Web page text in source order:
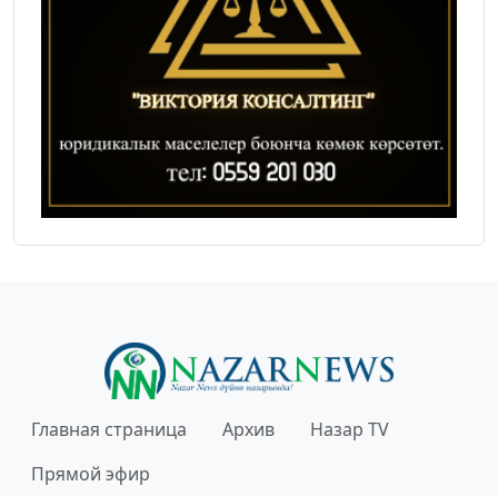
Главная страница Архив
Назар TV
Прямой эфир